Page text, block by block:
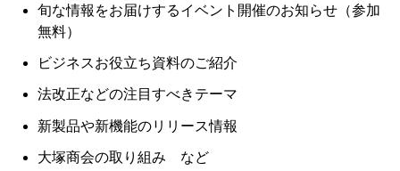
旬な情報をお届けするイベント開催のお知らせ（参加
無料）
ビジネスお役立ち資料のご紹介
法改正などの注目すべきテーマ
新製品や新機能のリリース情報
大塚商会の取り組み など